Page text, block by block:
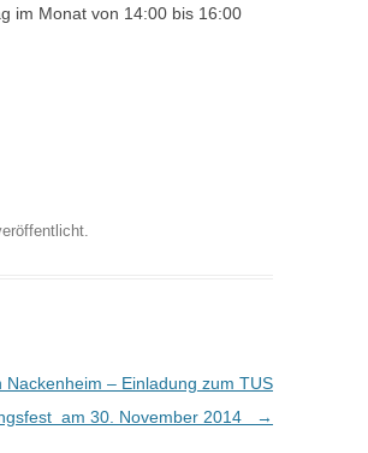
im Monat von 14:00 bis 16:00
Nackenheim – Einladung zum TUS
am 30. November 2014
→